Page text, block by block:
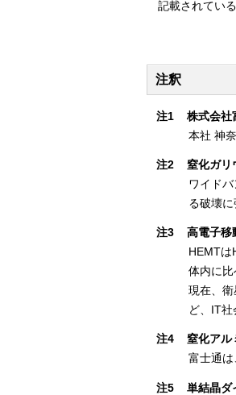
記載されてい
注釈
注1
株式会社
本社 神
注2
窒化ガリ
ワイド
る破壊に
注3
高電子移
HEMTは
体内に比
現在、
ど、IT社
注4
窒化アル
富士通は
注5
単結晶ダ